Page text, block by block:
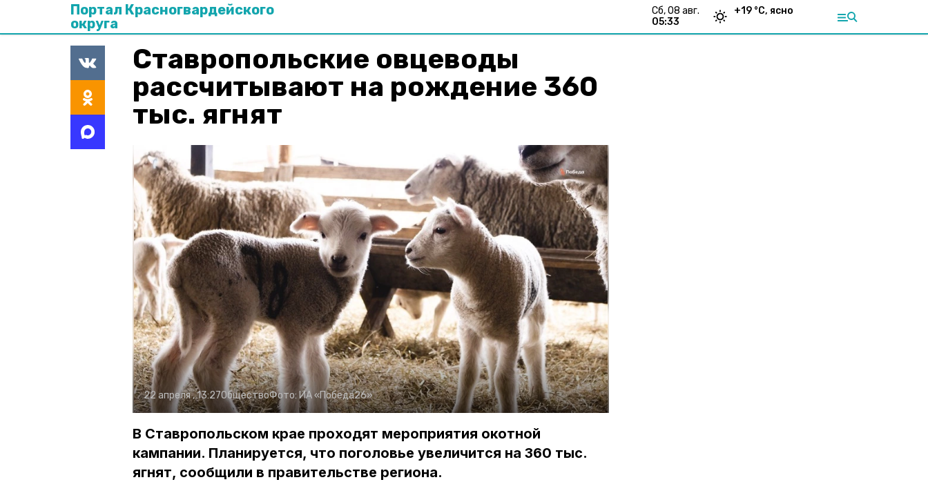
Портал Красногвардейского
округа
сб, 08 авг.
05:33
+19 °С, ясно
Ставропольские овцеводы
рассчитывают на рождение 360
тыс. ягнят
22 апреля , 13:27ОбществоФото: ИА «Победа26»
В Ставропольском крае проходят мероприятия окотной
кампании. Планируется, что поголовье увеличится на 360 тыс.
ягнят, сообщили в правительстве региона.